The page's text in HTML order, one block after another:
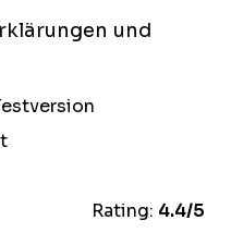
und
Rating: 4.4/5